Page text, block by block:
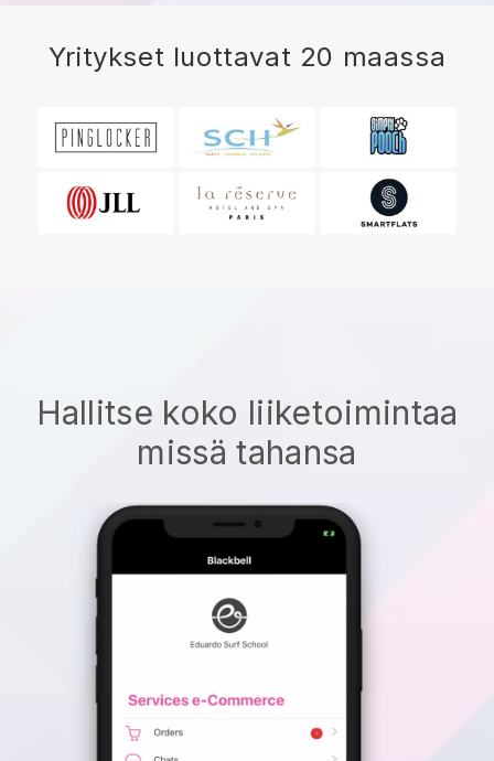
Yritykset luottavat 20 maassa
Hallitse koko liiketoimintaa
missä tahansa